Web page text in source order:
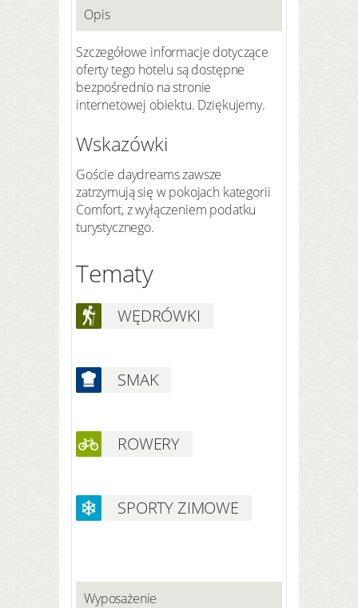
Opis
Szczegółowe informacje dotyczące
oferty tego hotelu są dostępne
bezpośrednio na stronie
internetowej obiektu. Dziękujemy.
Wskazówki
Goście daydreams zawsze
zatrzymują się w pokojach kategorii
Comfort, z wyłączeniem podatku
turystycznego.
Tematy
WĘDRÓWKI
SMAK
ROWERY
SPORTY ZIMOWE
Wyposażenie